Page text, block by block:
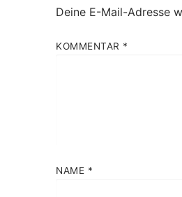
Deine E-Mail-Adresse
KOMMENTAR *
NAME *